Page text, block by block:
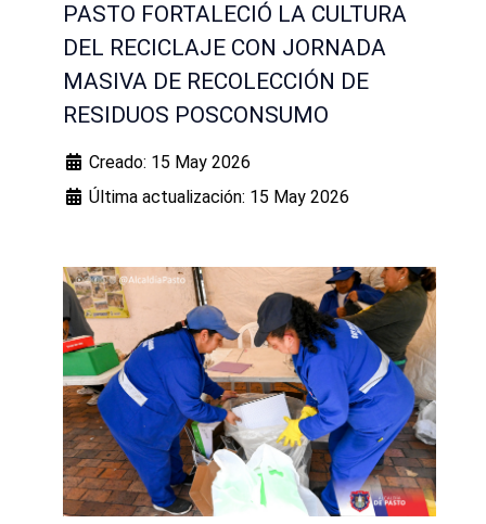
PASTO FORTALECIÓ LA CULTURA
DEL RECICLAJE CON JORNADA
MASIVA DE RECOLECCIÓN DE
RESIDUOS POSCONSUMO
Creado: 15 May 2026
Última actualización: 15 May 2026